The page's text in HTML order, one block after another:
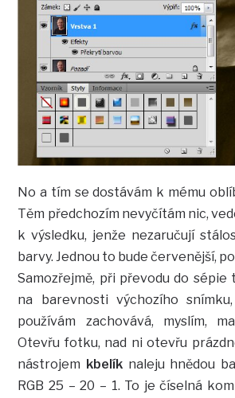
No a tím se dostávám k mému
Těm předchozím nevyčítám nic,
k výsledku, jenže nezaručují
barvy. Jednou to bude červenější,
Samozřejmě, při převodu do sépie
na barevnosti výchozího
používám zachovává, myslím,
Otevřu fotku, nad ni otevřu
nástrojem kbelík naleju hnědou
RGB 25 – 20 – 1. To je číselná